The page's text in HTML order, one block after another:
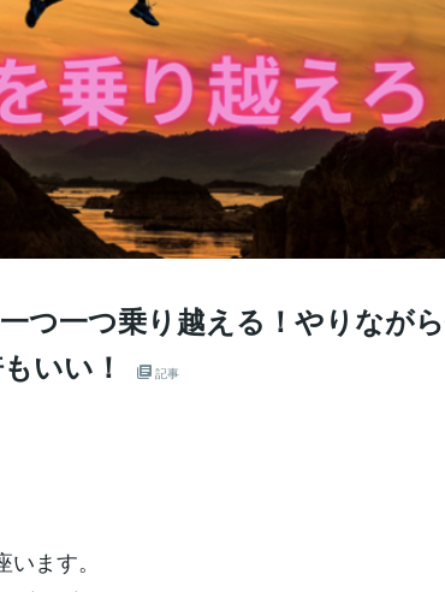
一つ一つ乗り越える！やりなが
いい！
記事
ます。